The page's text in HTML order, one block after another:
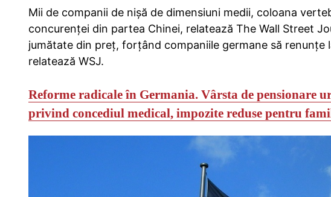
Mii de companii de nișă de dimensiuni medii, coloana
concurenței din partea Chinei, relatează The Wall Street
jumătate din preț, forțând companiile germane să renunțe
relatează WSJ.
Reforme radicale în Germania. Vârsta de pensionare
privind concediul medical, impozite reduse pentru